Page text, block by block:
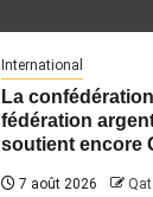
International
La
fédération
soutient encore
7 août 2026